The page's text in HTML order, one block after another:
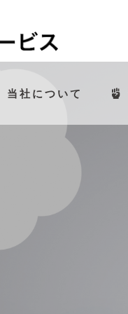
当社について